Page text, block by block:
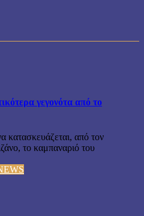
γεγονότα από το
κατασκευάζεται, από τον
το καμπαναριό του